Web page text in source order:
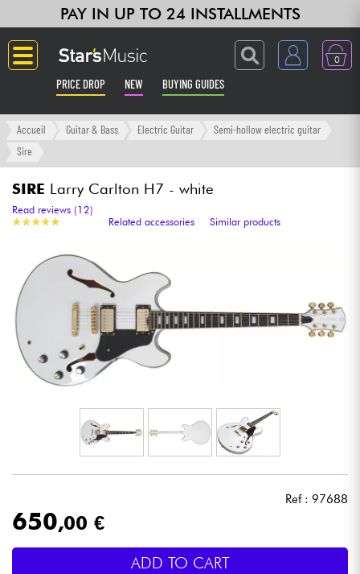
PAY IN UP TO 24 INSTALLMENTS
0
PRICE DROP NEW BUYING GUIDES
Langue
Amp & Effect
Synths & Samplers
Home-Studio
Headphone
Mic & Wireless
Lighting
Accueil Guitar & Bass Electric Guitar
Semi-hollow electric guitar
Sire
SIRE Larry Carlton H7 - white
★★★★★
★★★★★
Read reviews (12)
Related accessories
Similar products
Ref : 97688
650,00 €
ADD TO CART